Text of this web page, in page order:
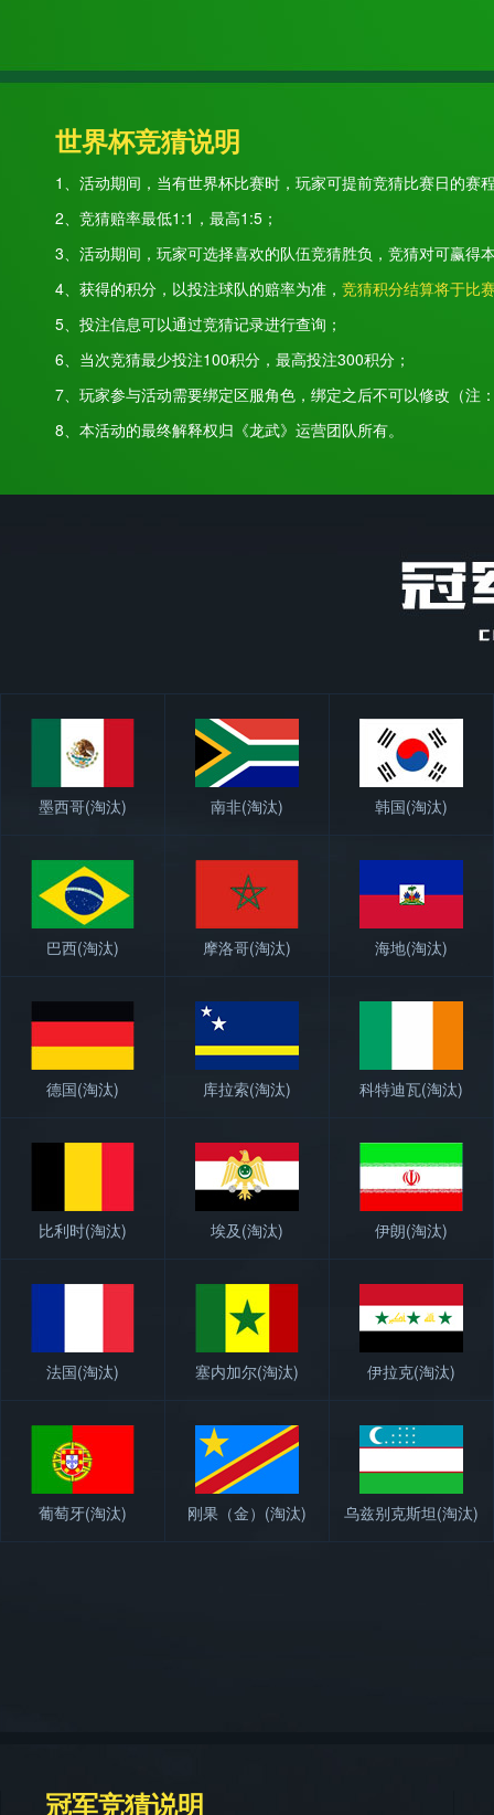
世界杯竞猜说明
1、活动期间，当有世界杯比赛时，玩家可提前竞猜比赛日的
2、竞猜赔率最低1:1，最高1:5；
3、活动期间，玩家可选择喜欢的队伍竞猜胜负，竞猜对可赢得
4、获得的积分，以投注球队的赔率为准， 竞猜积分结算将于比
5、投注信息可以通过竞猜记录进行查询；
6、当次竞猜最少投注100积分，最高投注300积分；
7、玩家参与活动需要绑定区服角色，绑定之后不可以修改（
8、本活动的最终解释权归《龙武》运营团队所有。
墨西哥(淘汰) 南非(淘汰) 韩国(淘汰)
巴西(淘汰) 摩洛哥(淘汰) 海地(淘汰)
德国(淘汰) 库拉索(淘汰) 科特迪瓦(淘汰)
比利时(淘汰) 埃及(淘汰) 伊朗(淘汰)
法国(淘汰) 塞内加尔(淘汰) 伊拉克(淘汰)
葡萄牙(淘汰) 刚果（金） (淘汰) 乌兹别克斯坦(淘汰)
冠军竞猜说明